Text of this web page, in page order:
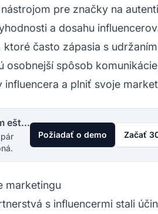
pre značky na
a dosahu
často zápasia s
osobnejší spôsob
a plniť svoje
Spustite svoj affiliate program ešte dnes
Požiadať o demo Začať
marketingu
s influencermi stali